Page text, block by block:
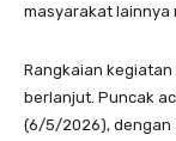
masyarakat lainnya
Rangkaian kegiatan
berlanjut. Puncak
(6/5/2026), dengan